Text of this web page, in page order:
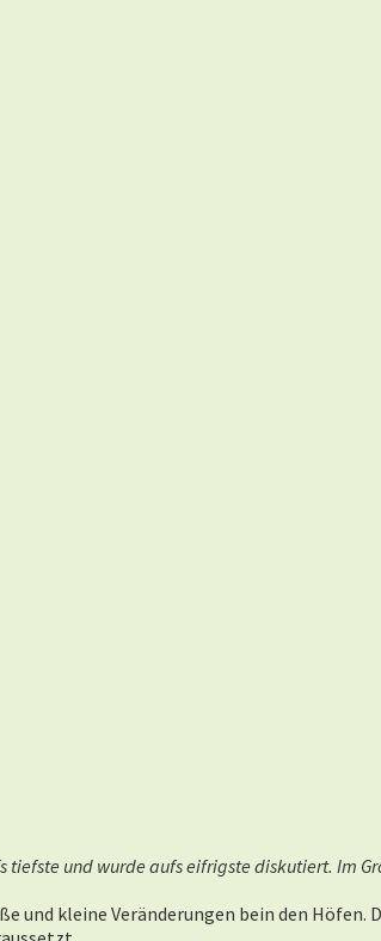
tiefste und wurde aufs eifrigste diskutiert. Im
und kleine Veränderungen bein den Höfen.